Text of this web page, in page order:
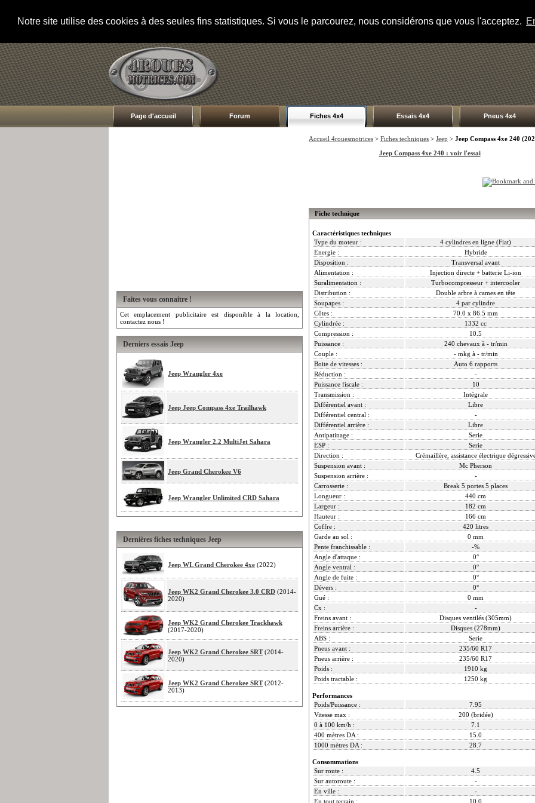
Notre site utilise des cookies à des seules fins statistiques. Si vous le parcourez, nous considérons que vous l'acceptez.
Page d'accueil Forum Fiches 4x4 Essais 4x4 Pneus 4x4
Faites vous connaitre !
Cet emplacement publicitaire est disponible à la location,
contactez nous !
Derniers essais Jeep
Jeep Wrangler 4xe
Jeep Jeep Compass 4xe Trailhawk
Jeep Wrangler 2.2 MultiJet Sahara
Jeep Grand Cherokee V6
Jeep Wrangler Unlimited CRD Sahara
Dernières fiches techniques Jeep
Jeep WL Grand Cherokee 4xe (2022)
Jeep WK2 Grand Cherokee 3.0 CRD (2014-
2020)
Jeep WK2 Grand Cherokee Trackhawk
(2017-2020)
Jeep WK2 Grand Cherokee SRT(2014-
2020)
Jeep WK2 Grand Cherokee SRT(2012-
2013)
Accueil 4rouesmotrices > Fiches techniques > Jeep > Jeep Compass 4xe 240
Jeep Compass 4xe 240 : voir l'essai
Fiche technique
Caractéristiques techniques
Type du moteur :
4 cylindres en ligne (Fiat)
Energie :
Hybride
Disposition :
Transversal avant
Alimentation :
Injection directe + batterie Li-ion
Suralimentation :
Turbocompresseur + intercooler
Distribution :
Double arbre à cames en tête
Soupapes :
4 par cylindre
Côtes :
70.0 x 86.5 mm
Cylindrée :
1332 cc
Compression :
10.5
Puissance :
240 chevaux à - tr/min
Couple :
- mkg à - tr/min
Boite de vitesses :
Auto 6 rapports
Réduction :
-
Puissance fiscale :
10
Transmission :
Intégrale
Différentiel avant :
Libre
Différentiel central :
-
Différentiel arrière :
Libre
Antipatinage :
Serie
ESP :
Serie
Direction :
Crémaillère, assistance électrique
Suspension avant :
Mc Pherson
Suspension arrière :
-
Carrosserie :
Break 5 portes 5 places
Longueur :
440 cm
Largeur :
182 cm
Hauteur :
166 cm
Coffre :
420 litres
Garde au sol :
0 mm
Pente franchissable :
-%
Angle d'attaque :
0°
Angle ventral :
0°
Angle de fuite :
0°
Dévers :
0°
Gué :
0 mm
Cx :
-
Freins avant :
Disques ventilés (305mm)
Freins arrière :
Disques (278mm)
ABS :
Serie
Pneus avant :
235/60 R17
Pneus arrière :
235/60 R17
Poids :
1910 kg
Poids tractable :
1250 kg
Performances
Poids/Puissance :
7.95
Vitesse max :
200 (bridée)
0 à 100 km/h :
7.1
400 mètres DA :
15.0
1000 mètres DA :
28.7
Consommations
Sur route :
4.5
Sur autoroute :
-
En ville :
-
En tout terrain :
10.0